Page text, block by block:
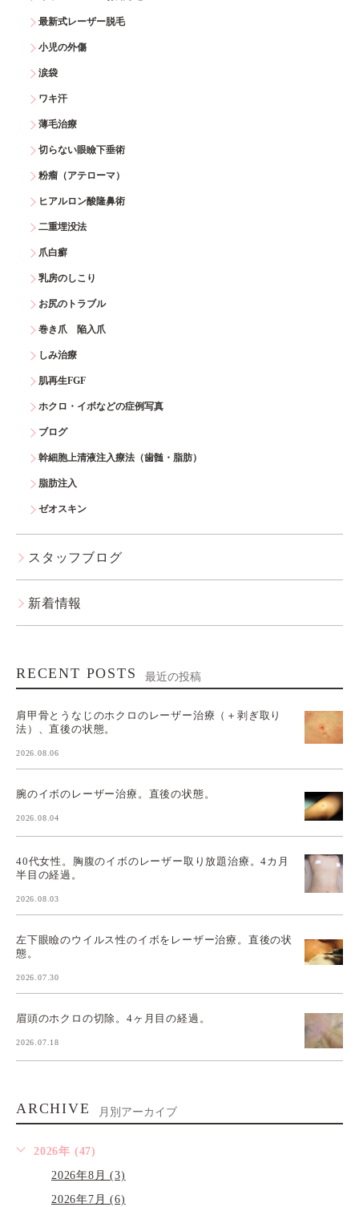
最新式レーザー脱毛
小児の外傷
涙袋
ワキ汗
薄毛治療
切らない眼瞼下垂術
粉瘤（アテローマ）
ヒアルロン酸隆鼻術
二重埋没法
爪白癬
乳房のしこり
お尻のトラブル
巻き爪 陥入爪
しみ治療
肌再生FGF
ホクロ・イボなどの症例写真
ブログ
幹細胞上清液注入療法（歯髄・脂肪）
脂肪注入
ゼオスキン
スタッフブログ
新着情報
RECENT POSTS 最近の投稿
肩甲骨とうなじのホクロのレーザー治療（＋剥ぎ取り
法）、直後の状態。
2026.08.06
腕のイボのレーザー治療。直後の状態。
2026.08.04
40代女性。胸腹のイボのレーザー取り放題治療。4カ月
半目の経過。
2026.08.03
左下眼瞼のウイルス性のイボをレーザー治療。直後の状
態。
2026.07.30
眉頭のホクロの切除。4ヶ月目の経過。
2026.07.18
ARCHIVE 月別アーカイブ
2026年 (47)
2026年8月 (3)
2026年7月 (6)